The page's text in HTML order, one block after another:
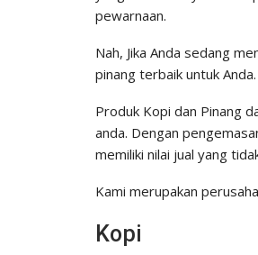
pewarnaan.
Nah, Jika Anda sedang
pinang terbaik untuk Anda.
Produk Kopi dan Pinang
anda. Dengan
memiliki nilai jual yang
Kami merupakan
Kopi